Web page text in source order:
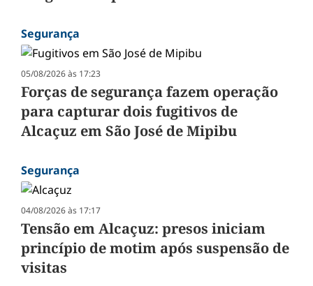
Segurança
05/08/2026 às 17:23
Forças de segurança fazem operação
para capturar dois fugitivos de
Alcaçuz em São José de Mipibu
Segurança
04/08/2026 às 17:17
Tensão em Alcaçuz: presos iniciam
princípio de motim após suspensão de
visitas